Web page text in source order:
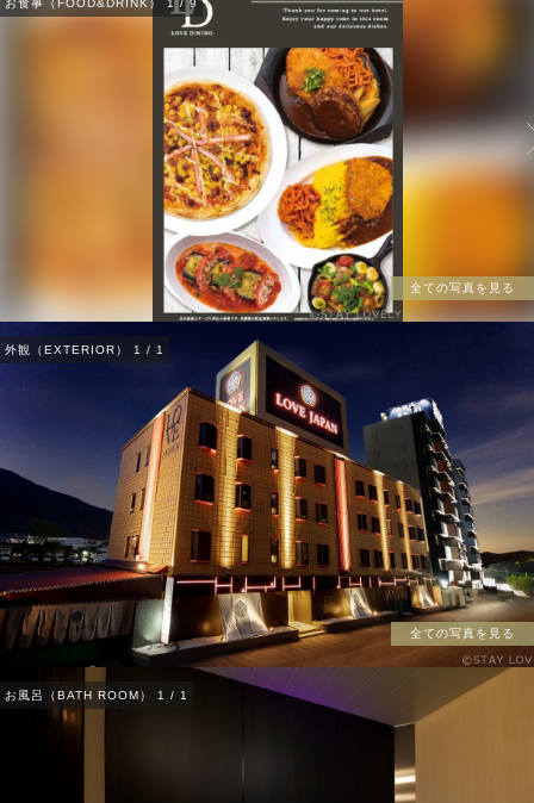
全ての写真を見る
外観（EXTERIOR） 1 / 1
全ての写真を見る
お風呂（BATH ROOM） 1 / 1